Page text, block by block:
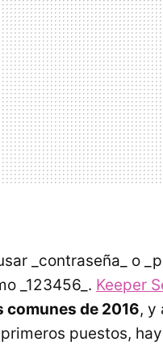
_contraseña_ o
_123456_. Keeper
comunes de 2016, y
puestos,